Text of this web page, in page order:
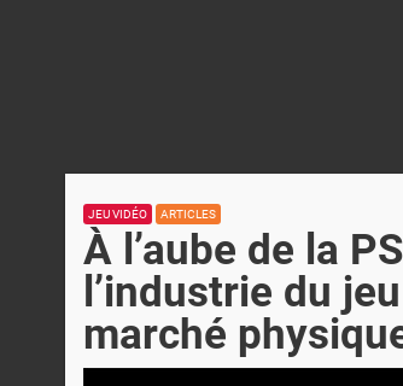
JEU VIDÉO ARTICLES
À l’aube de la
l’industrie du
marché